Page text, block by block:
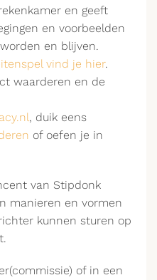
en geeft
en voorbeelden
en blijven.
vind je hier.
waarderen en de
, duik eens
of oefen je in
van Stipdonk
manieren en vormen
kunnen sturen op
of in een